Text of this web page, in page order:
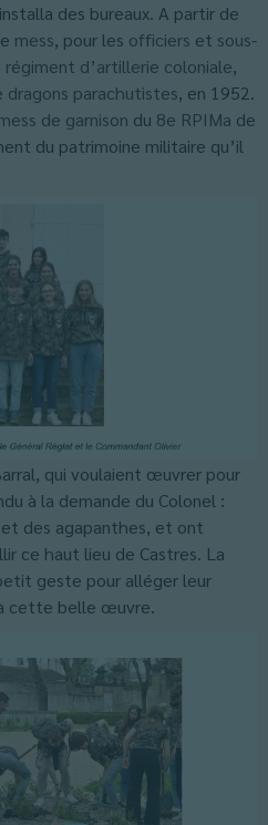
des bureaux. A partir de
mess, pour les officiers et sous-
régiment d’artillerie coloniale,
dragons parachutistes, en 1952.
de garnison du 8e RPIMa de
du patrimoine militaire qu’il
qui voulaient œuvrer pour
à la demande du Colonel :
des agapanthes, et ont
ce haut lieu de Castres. La
geste pour alléger leur
cette belle œuvre.